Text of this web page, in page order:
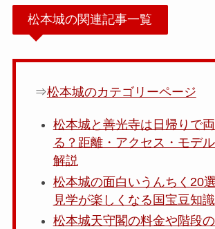
松本城の関連記事一覧
⇒松本城のカテゴリーページ
松本城と善光寺は日帰りで
る？距離・アクセス・モデ
解説
松本城の面白いうんちく20
見学が楽しくなる国宝豆知識
松本城天守閣の料金や階段